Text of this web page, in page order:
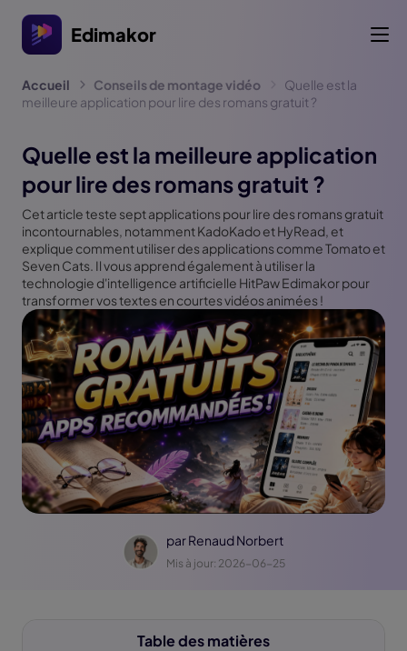
Edimakor
Accueil Conseils de montage vidéo
Quelle est la
meilleure application pour lire des romans gratuit ?
Quelle est la meilleure application
pour lire des romans gratuit ?
Cet article teste sept applications pour lire des romans gratuit
incontournables, notamment KadoKado et HyRead, et
explique comment utiliser des applications comme Tomato et
Seven Cats. Il vous apprend également à utiliser la
technologie d'intelligence artificielle HitPaw Edimakor pour
transformer vos textes en courtes vidéos animées !
parRenaud Norbert
Mis à jour: 2026-06-25
Table des matières